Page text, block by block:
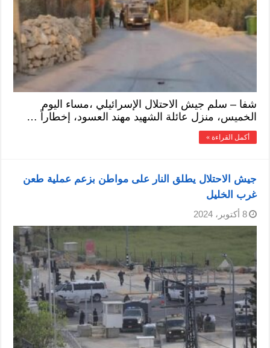
شفا – سلم جيش الاحتلال الإسرائيلي ،مساء اليوم
الخميس، منزل عائلة الشهيد مهند العسود، إخطاراً …
أكمل القراءة »
جيش الاحتلال يطلق النار على مواطن بزعم عملية طعن
غرب الخليل
8 أكتوبر، 2024